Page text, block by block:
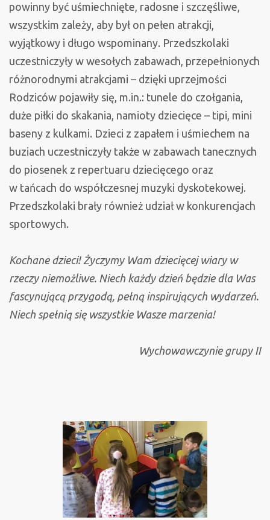
powinny być uśmiechnięte, radosne i szczęśliwe,
wszystkim zależy, aby był on pełen atrakcji,
wyjątkowy i długo wspominany. Przedszkolaki
uczestniczyły w wesołych zabawach, przepełnionych
różnorodnymi atrakcjami – dzięki uprzejmości
Rodziców pojawiły się, m.in.: tunele do czołgania,
duże piłki do skakania, namioty dziecięce – tipi, mini
baseny z kulkami. Dzieci z zapałem i uśmiechem na
buziach uczestniczyły także w zabawach tanecznych
do piosenek z repertuaru dziecięcego oraz
w tańcach do współczesnej muzyki dyskotekowej.
Przedszkolaki brały również udział w konkurencjach
sportowych.
Kochane dzieci! Życzymy Wam dziecięcej wiary w
rzeczy niemożliwe. Niech każdy dzień będzie dla Was
fascynującą przygodą, pełną inspirujących wydarzeń.
Niech spełnią się wszystkie Wasze marzenia!
Wychowawczynie grupy II